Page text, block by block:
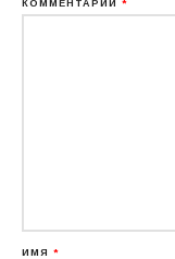
КОММЕНТАРИЙ *
ИМЯ *